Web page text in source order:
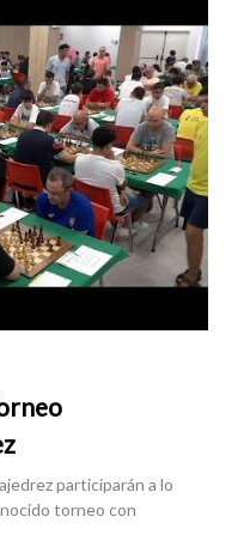
participarán a lo
torneo con